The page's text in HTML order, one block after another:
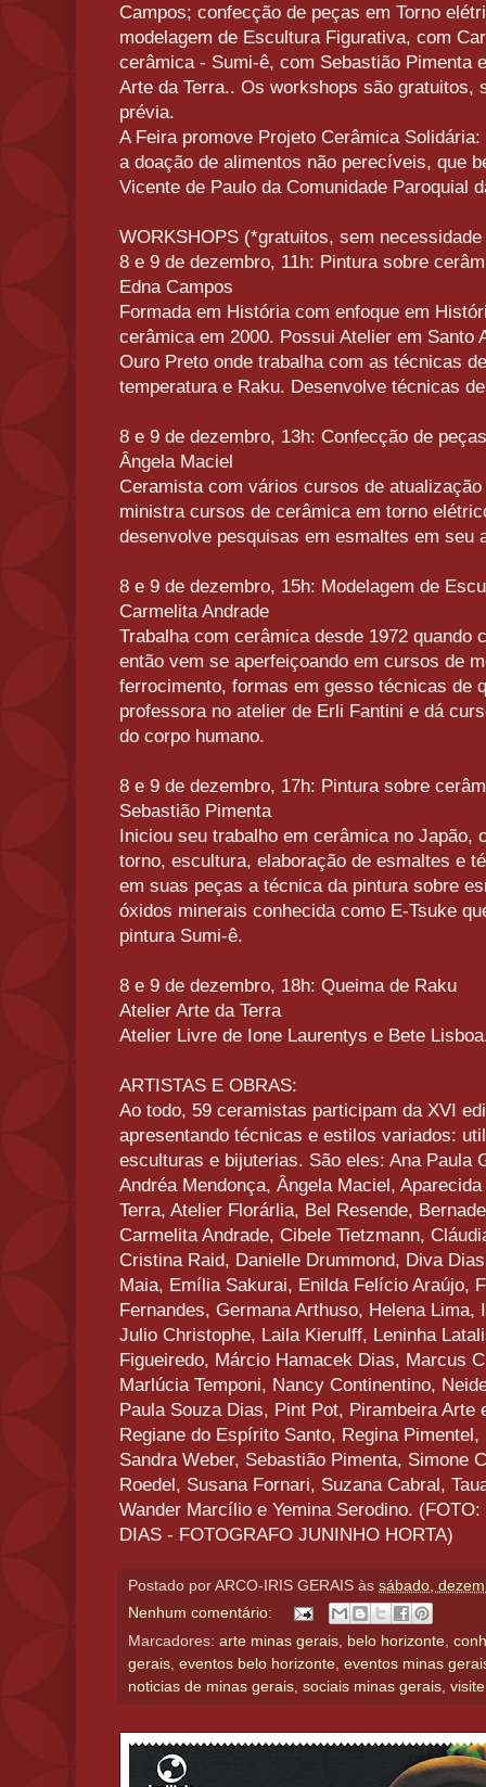
Campos; confecção de peças em Torno
modelagem de Escultura Figurativa, com
cerâmica - Sumi-ê, com Sebastião Pimenta
Arte da Terra.. Os workshops são gratuitos,
prévia.
A Feira promove Projeto Cerâmica
a doação de alimentos não perecíveis, que
Vicente de Paulo da Comunidade Paroquial
WORKSHOPS (*gratuitos, sem
8 e 9 de dezembro, 11h: Pintura sobre
Edna Campos
Formada em História com enfoque em
cerâmica em 2000. Possui Atelier em Santo
Ouro Preto onde trabalha com as técnicas
temperatura e Raku. Desenvolve técnicas
8 e 9 de dezembro, 13h: Confecção de
Ângela Maciel
Ceramista com vários cursos de
ministra cursos de cerâmica em torno
desenvolve pesquisas em esmaltes em seu
8 e 9 de dezembro, 15h: Modelagem de
Carmelita Andrade
Trabalha com cerâmica desde 1972 quando
então vem se aperfeiçoando em cursos de
ferrocimento, formas em gesso técnicas de
professora no atelier de Erli Fantini e dá
do corpo humano.
8 e 9 de dezembro, 17h: Pintura sobre
Sebastião Pimenta
Iniciou seu trabalho em cerâmica no Japão,
torno, escultura, elaboração de esmaltes e
em suas peças a técnica da pintura sobre
óxidos minerais conhecida como E-Tsuke
pintura Sumi-ê.
8 e 9 de dezembro, 18h: Queima de Raku
Atelier Arte da Terra
Atelier Livre de Ione Laurentys e Bete
ARTISTAS E OBRAS:
Ao todo, 59 ceramistas participam da XVI
apresentando técnicas e estilos variados:
esculturas e bijuterias. São eles: Ana Paula
Andréa Mendonça, Ângela Maciel,
Terra, Atelier Florárlia, Bel Resende,
Carmelita Andrade, Cibele Tietzmann,
Cristina Raid, Danielle Drummond, Diva
Maia, Emília Sakurai, Enilda Felício Araújo,
Fernandes, Germana Arthuso, Helena
Julio Christophe, Laila Kierulff, Leninha
Figueiredo, Márcio Hamacek Dias, Marcus
Marlúcia Temponi, Nancy Continentino,
Paula Souza Dias, Pint Pot, Pirambeira
Regiane do Espírito Santo, Regina
Sandra Weber, Sebastião Pimenta, Simone
Roedel, Susana Fornari, Suzana Cabral,
Wander Marcílio e Yemina Serodino.
DIAS - FOTOGRAFO JUNINHO HORTA)
Postado por ARCO-IRIS GERAIS às sábado,
Nenhum comentário:
Marcadores: arte minas gerais, belo horizonte,
gerais, eventos belo horizonte, eventos minas
noticias de minas gerais, sociais minas gerais,